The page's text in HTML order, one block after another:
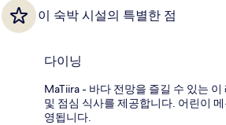
이 숙박 시설의 특별한 점
다이닝
MaTiira - 바다 전망을 즐길 수 있는
및 점심 식사를 제공합니다. 어린이
영됩니다.